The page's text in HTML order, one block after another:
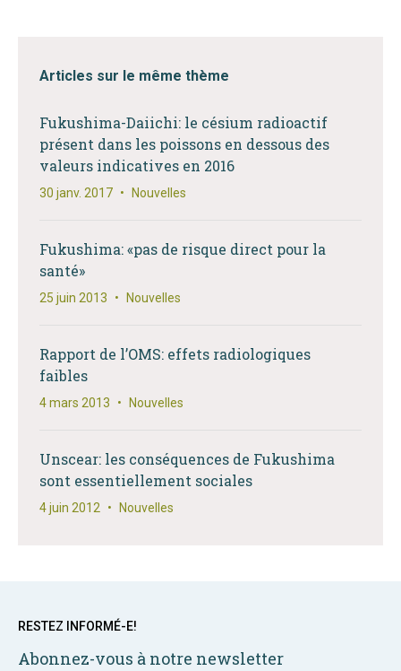
Articles sur le même thème
Fukushima-Daiichi: le césium radioactif
présent dans les poissons en dessous des
valeurs indicatives en 2016
30 janv. 2017 • Nouvelles
Fukushima: «pas de risque direct pour la
santé»
25 juin 2013 • Nouvelles
Rapport de l’OMS: effets radiologiques
faibles
4 mars 2013 • Nouvelles
Unscear: les conséquences de Fukushima
sont essentiellement sociales
4 juin 2012 • Nouvelles
RESTEZ INFORMÉ-E!
Abonnez-vous à notre newsletter